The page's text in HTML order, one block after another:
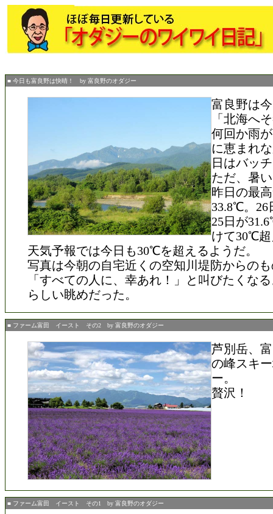
■ 今日も富良野は快晴！ by 富良野のオダジー
富良野は
「北海へ
何回か雨
に恵まれ
日はバッ
ただ、暑
昨日の最
33.8℃。26
25日が
けて30℃
天気予報では今日も30℃を超えるようだ。
写真は今朝の自宅近くの空知川堤防からの
「すべての人に、幸あれ！」と叫びたくな
らしい眺めだった。
■ ファーム富田 イースト その2 by 富良野のオダジー
芦別岳、
の峰スキ
ー。
贅沢！
■ ファーム富田 イースト その1 by 富良野のオダジー